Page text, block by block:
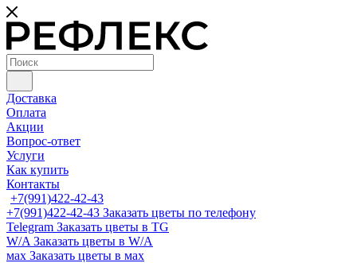
Доставка
Оплата
Акции
Вопрос-ответ
Услуги
Как купить
Контакты
+7(991)422-42-43
+7(991)422-42-43 Заказать цветы по телефону
Telegram Заказать цветы в TG
W/A Заказать цветы в W/A
мах Заказать цветы в мах